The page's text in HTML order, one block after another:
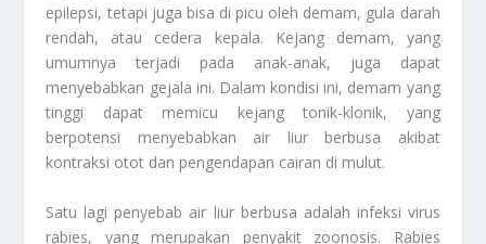
epilepsi, tetapi juga bisa di picu oleh demam, gula darah
rendah, atau cedera kepala. Kejang demam, yang
umumnya terjadi pada anak-anak, juga dapat
menyebabkan gejala ini. Dalam kondisi ini, demam yang
tinggi dapat memicu kejang tonik-klonik, yang
berpotensi menyebabkan air liur berbusa akibat
kontraksi otot dan pengendapan cairan di mulut.
Satu lagi penyebab air liur berbusa adalah infeksi virus
rabies, yang merupakan penyakit zoonosis. Rabies